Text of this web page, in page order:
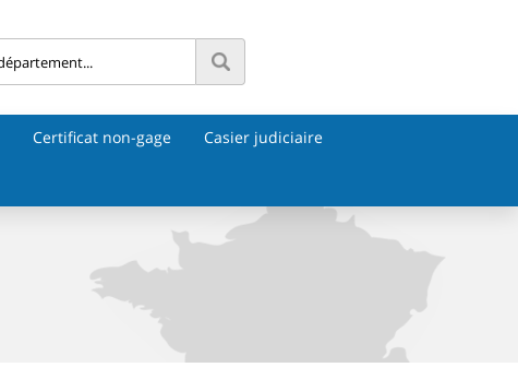
Certificat non-gage Casier judiciaire